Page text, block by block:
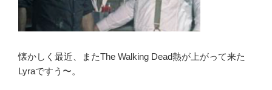
バ
レ
想
“人
懐かしく最近、またThe Walking Dead熱が上がって来た
Lyraですう〜。